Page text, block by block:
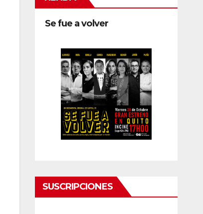
Se fue a volver
SUSCRIPCIONES